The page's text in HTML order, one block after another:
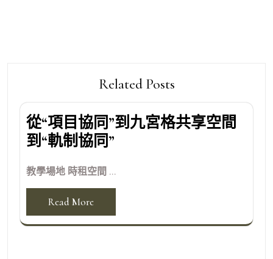
Related Posts
從“項目協同”到九宮格共享空間
到“軌制協同”
教學場地 時租空間 ...
Read More